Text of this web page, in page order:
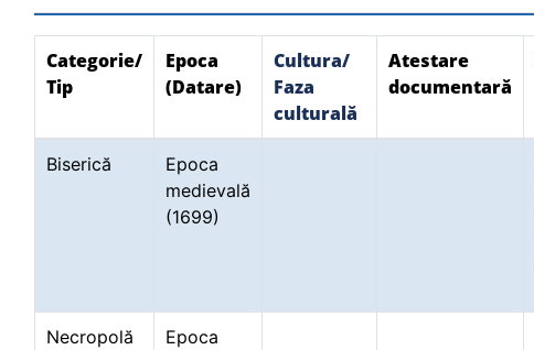
Categorie/
Tip
Epoca
(Datare)
Cultura/
Faza
culturală
Atestare
documentară
Biserică
Epoca
medievală
(1699)
Necropolă
Epoca